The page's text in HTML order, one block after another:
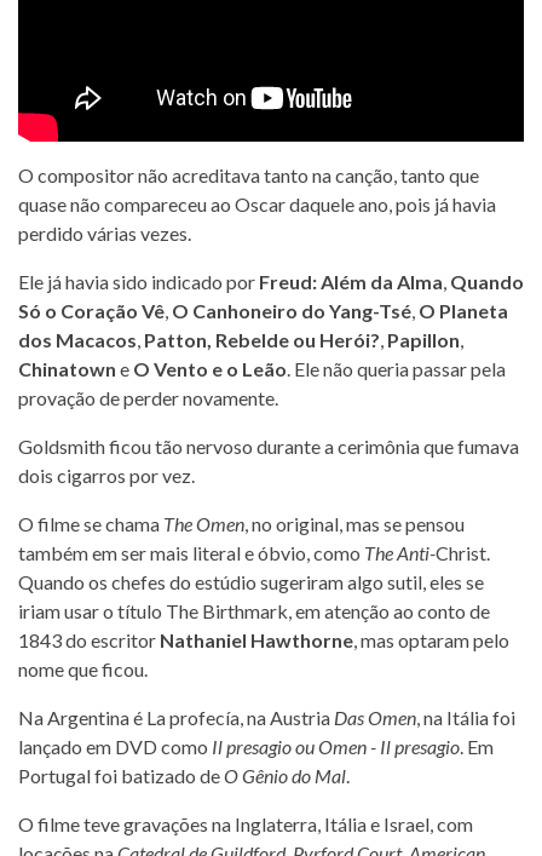
O compositor não acreditava tanto na canção, tanto que
quase não compareceu ao Oscar daquele ano, pois já havia
perdido várias vezes.
Ele já havia sido indicado por Freud: Além da Alma, Quando
Só o Coração Vê, O Canhoneiro do Yang-Tsé, O Planeta
dos Macacos, Patton, Rebelde ou Herói?, Papillon,
Chinatown e O Vento e o Leão. Ele não queria passar pela
provação de perder novamente.
Goldsmith ficou tão nervoso durante a cerimônia que fumava
dois cigarros por vez.
O filme se chama The Omen, no original, mas se pensou
também em ser mais literal e óbvio, como The Anti-Christ.
Quando os chefes do estúdio sugeriram algo sutil, eles se
iriam usar o título The Birthmark, em atenção ao conto de
1843 do escritor Nathaniel Hawthorne, mas optaram pelo
nome que ficou.
Na Argentina é La profecía, na Austria Das Omen, na Itália foi
lançado em DVD como Il presagio ou Omen - Il presagio. Em
Portugal foi batizado deO Gênio do Mal.
O filme teve gravações na Inglaterra, Itália e Israel, com